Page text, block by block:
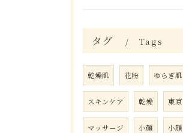
タグ Tags
乾燥肌 花粉 ゆらぎ肌
スキンケア 乾燥 東京
マッサージ 小顔 小顔